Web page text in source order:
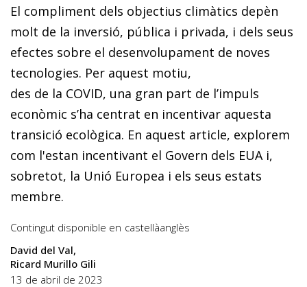
El compliment dels objectius climàtics depèn
molt de la inversió, pública i privada, i dels seus
efectes sobre el desenvolupament de noves
tecnologies. Per aquest motiu,
des de la COVID, una gran part de l’impuls
econòmic s’ha centrat en incentivar aquesta
transició ecològica. En aquest article, explorem
com l'estan incentivant el Govern dels EUA i,
sobretot, la Unió Europea i els seus estats
membre.
Contingut disponible en castellàanglès
David del Val
Ricard Murillo Gili
13 de abril de 2023